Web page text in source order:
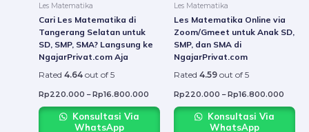
Les Matematika
Cari Les Matematika di
Tangerang Selatan untuk
SD, SMP, SMA? Langsung ke
NgajarPrivat.com Aja
Rated 4.64 out of 5
Rp220.000 – Rp16.800.000
chosen
the
product
Konsultasi Via
WhatsApp
Les Matematika
Les Matematika Online via
Zoom/Gmeet untuk Anak SD,
SMP, dan SMA di
NgajarPrivat.com
Rated 4.59 out of 5
Rp220.000 – Rp16.800.000
on
Konsultasi Via
WhatsApp